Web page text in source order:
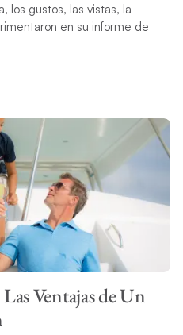
los gustos, las vistas, la
en su informe de
Ventajas de Un